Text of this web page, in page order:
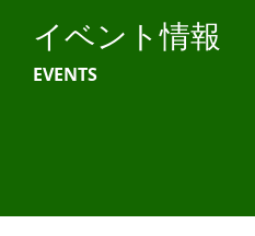
イベント情報
EVENTS